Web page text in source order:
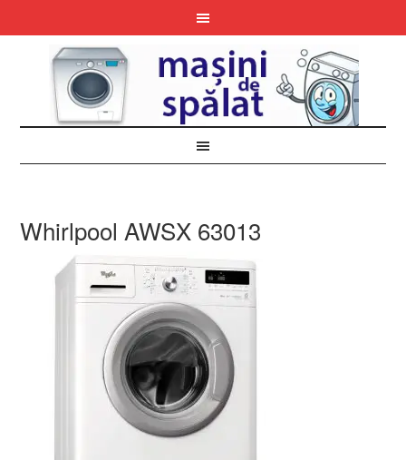
Whirlpool AWSX 63013